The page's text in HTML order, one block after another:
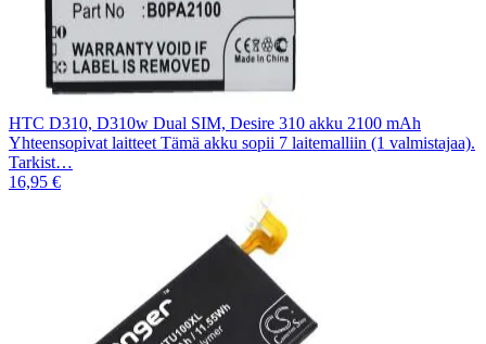
HTC D310, D310w Dual SIM, Desire 310 akku 2100 mAh
Yhteensopivat laitteet Tämä akku sopii 7 laitemalliin (1 valmistajaa).
Tarkist…
16,95 €